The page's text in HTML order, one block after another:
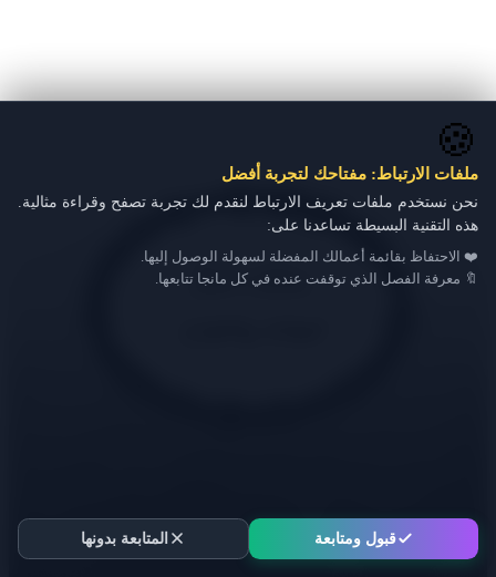
🍪
ملفات الارتباط: مفتاحك لتجربة أفضل
نحن نستخدم ملفات تعريف الارتباط لنقدم لك تجربة تصفح وقراءة مثالية.
هذه التقنية البسيطة تساعدنا على:
❤️ الاحتفاظ بقائمة أعمالك المفضلة لسهولة الوصول إليها.
🔖 معرفة الفصل الذي توقفت عنده في كل مانجا تتابعها.
قبول ومتابعة المتابعة بدونها